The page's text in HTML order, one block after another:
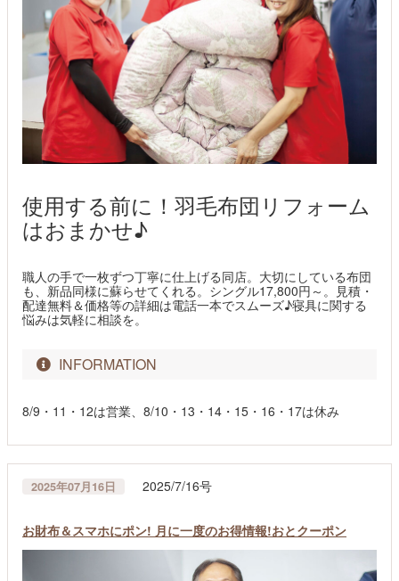
使用する前に！羽毛布団リフォーム
はおまかせ♪
職人の手で一枚ずつ丁寧に仕上げる同店。大切にしている布団
も、新品同様に蘇らせてくれる。シングル17,800円～。見積・
配達無料＆価格等の詳細は電話一本でスムーズ♪寝具に関する
悩みは気軽に相談を。
INFORMATION
8/9・11・12は営業、8/10・13・14・15・16・17は休み
2025年07月16日 2025/7/16号
お財布＆スマホにポン! 月に一度のお得情報!おとクーポン